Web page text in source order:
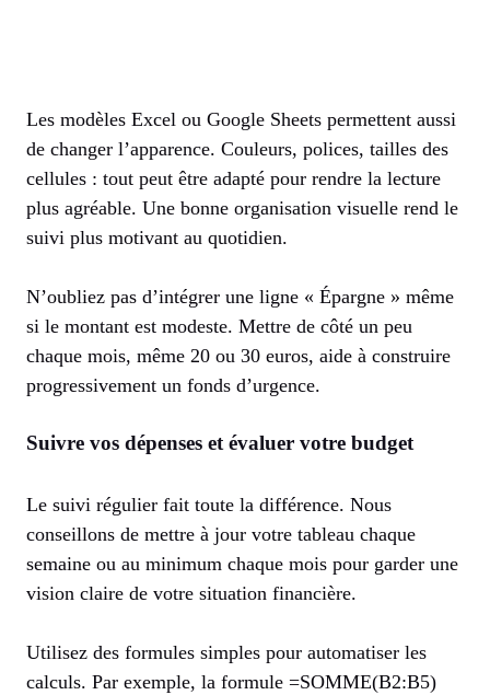
Les modèles Excel ou Google Sheets permettent aussi
de changer l’apparence. Couleurs, polices, tailles des
cellules : tout peut être adapté pour rendre la lecture
plus agréable. Une bonne organisation visuelle rend le
suivi plus motivant au quotidien.
N’oubliez pas d’intégrer une ligne « Épargne » même
si le montant est modeste. Mettre de côté un peu
chaque mois, même 20 ou 30 euros, aide à construire
progressivement un fonds d’urgence.
Suivre vos dépenses et évaluer votre budget
Le suivi régulier fait toute la différence. Nous
conseillons de mettre à jour votre tableau chaque
semaine ou au minimum chaque mois pour garder une
vision claire de votre situation financière.
Utilisez des formules simples pour automatiser les
calculs. Par exemple, la formule =SOMME(B2:B5)